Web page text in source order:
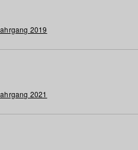
2019
2021